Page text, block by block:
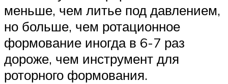
меньше, чем литье под давлением,
но больше, чем ротационное
формование иногда в 6-7 раз
дороже, чем инструмент для
роторного формования.